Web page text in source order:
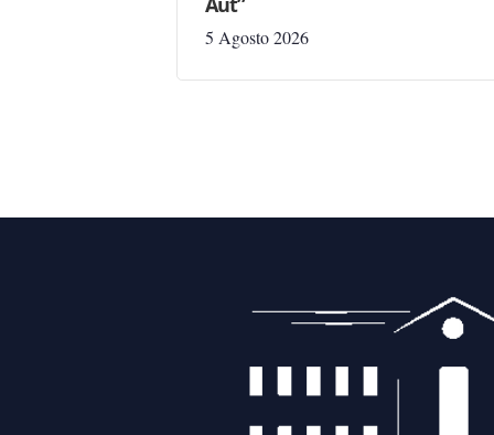
5 Agosto 2026